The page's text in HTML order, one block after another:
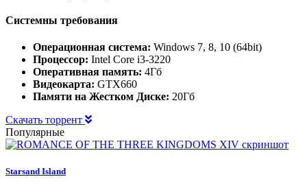
Системны требования
Операционная система: Windows 7, 8, 10 (64bit)
Процессор: Intel Core i3-3220
Оперативная память: 4Гб
Видеокарта: GTX660
Памяти на Жестком Диске: 20Гб
Скачать торрент
Популярные
Starsand Island